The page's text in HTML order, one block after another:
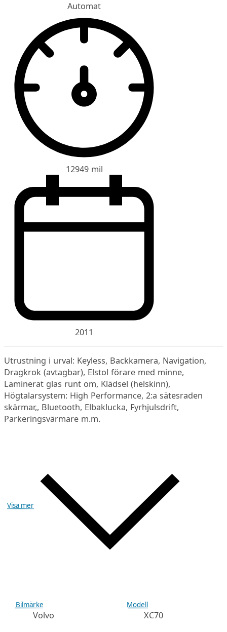
Automat
12949 mil
2011
Utrustning i urval: Keyless, Backkamera, Navigation,
Dragkrok (avtagbar), Elstol förare med minne,
Laminerat glas runt om, Klädsel (helskinn),
Högtalarsystem: High Performance, 2:a sätesraden
skärmar,, Bluetooth, Elbaklucka, Fyrhjulsdrift,
Parkeringsvärmare m.m.
Visa mer
Bilmärke
Volvo
Modell
XC70